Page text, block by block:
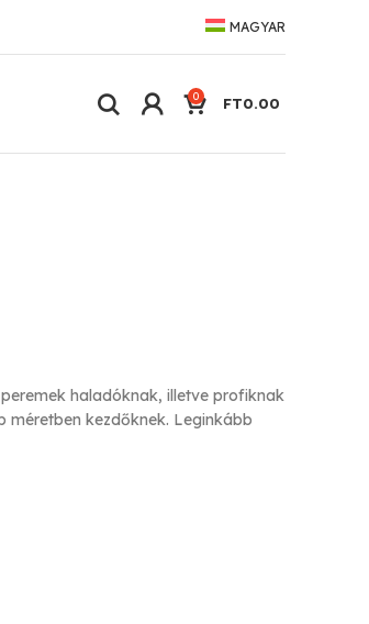
MAGYAR
0 FT0.00
haladóknak, illetve profiknak
méretben kezdőknek. Leginkább